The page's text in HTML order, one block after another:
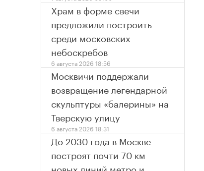
Храм в форме свечи
предложили построить
среди московских
небоскребов
6 августа 2026 18:56
Москвичи поддержали
возвращение легендарной
скульптуры «балерины» на
Тверскую улицу
6 августа 2026 18:31
До 2030 года в Москве
построят почти 70 км
новых линий метро и